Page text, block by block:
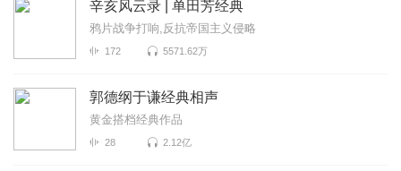
辛亥风云录 | 单田芳经典
鸦片战争打响,反抗帝国主义侵略
172 5571.62万
郭德纲于谦经典相声
黄金搭档经典作品
28 2.12亿